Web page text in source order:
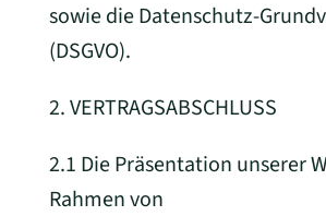
sowie die Datenschutz-
(DSGVO).
2. VERTRAGSABSCHLUSS
2.1 Die Präsentation unserer
Rahmen von